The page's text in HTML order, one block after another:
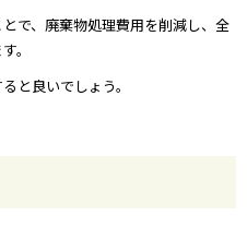
で、廃棄物処理費用を削減し、全
。
と良いでしょう。